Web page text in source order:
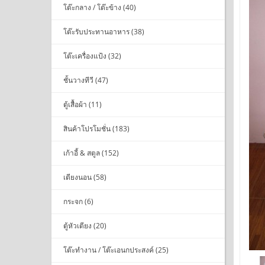
โต๊ะกลาง / โต๊ะข้าง (40)
โต๊ะรับประทานอาหาร (38)
โต๊ะเครื่องแป้ง (32)
ชั้นวางทีวี (47)
ตู้เสื้อผ้า (11)
สินค้าโปรโมชั่น (183)
เก้าอี้ & สตูล (152)
เตียงนอน (58)
กระจก (6)
ตู้หัวเตียง (20)
โต๊ะทำงาน / โต๊ะเอนกประสงค์ (25)